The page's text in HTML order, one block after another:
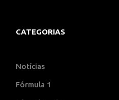
CATEGORIAS
Notícias
Fórmula 1